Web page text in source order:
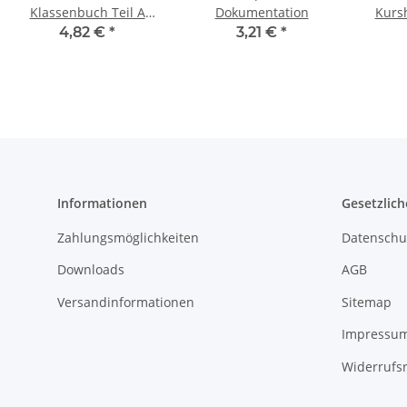
Klassenbuch Teil A
2026/2027
4,82 € *
Dokumentation
3,21 € *
Informationen
Zahlungsmöglichkeiten
Downloads
Versandinformationen
AGB
Sitemap